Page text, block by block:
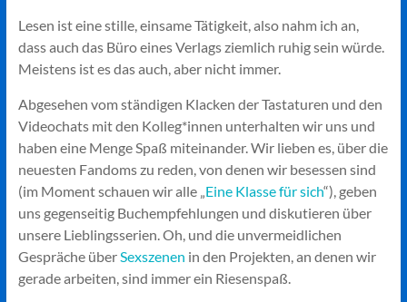
Lesen ist eine stille, einsame Tätigkeit, also nahm ich an,
dass auch das Büro eines Verlags ziemlich ruhig sein würde.
Meistens ist es das auch, aber nicht immer.
Abgesehen vom ständigen Klacken der Tastaturen und den
Videochats mit den Kolleg*innen unterhalten wir uns und
haben eine Menge Spaß miteinander. Wir lieben es, über die
neuesten Fandoms zu reden, von denen wir besessen sind
(im Moment schauen wir alle „Eine Klasse für sich“), geben
uns gegenseitig Buchempfehlungen und diskutieren über
unsere Lieblingsserien. Oh, und die unvermeidlichen
Gespräche überSexszenen in den Projekten, an denen wir
gerade arbeiten, sind immer ein Riesenspaß.